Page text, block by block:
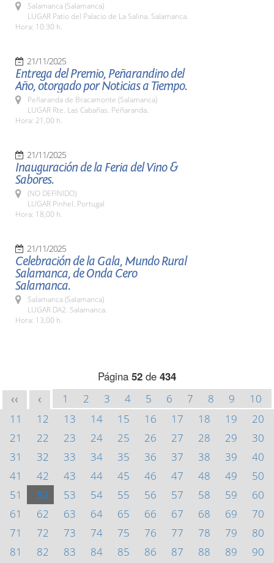
Salamanca (Salamanca)
LUGAR Patio del Palacio de La Salina. Salamanca.
Hora: 10:30 h.
21/11/2025
Entrega del Premio, Peñarandino del
Año, otorgado por Noticias a Tiempo.
Peñaranda de Bracamonte (Salamanca)
LUGAR Rte. Las Cabañas. Peñaranda.
Hora: 21,00 h.
21/11/2025
Inauguración de la Feria del Vino &
Sabores.
(NO DEFINIDO)
LUGAR Pinhel. Portugal
Hora: 18,00 h.
21/11/2025
Celebración de la Gala, Mundo Rural
Salamanca, de Onda Cero
Salamanca.
Salamanca (Salamanca)
LUGAR DA2. Salamanca.
Hora: 13,00 h.
Página 52 de 434
<< < 1 2 3 4 5 6 7 8 9
10
11
12 13 14 15 16 17 18 19
20
21
22 23 24 25 26 27 28 29
30
31
32 33 34 35 36 37 38 39
40
41
42 43 44 45 46 47 48 49
50
51
52 53 54 55 56 57 58 59
60
61
62 63 64 65 66 67 68 69
70
71
72 73 74 75 76 77 78 79
80
81
82 83 84 85 86 87 88 89
90